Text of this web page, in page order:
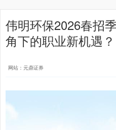
伟明环保2026春招
角下的职业新机遇？
网站：元鼎证券